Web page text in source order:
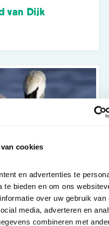
cookies
en advertenties te
te bieden en om ons
over uw gebruik van
media, adverteren en
combineren met
van Dijk